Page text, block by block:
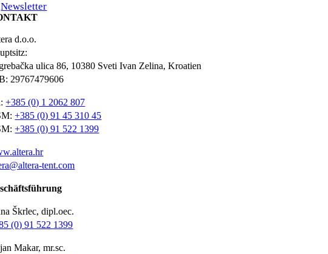
Newsletter
d.o.o.
ulica 86, 10380 Sveti Ivan Zelina, Kroatien
29767479606
+385 (0) 1 2062 807
+385 (0) 91 45 310 45
+385 (0) 91 522 1399
tent.com
Škrlec, dipl.oec.
(0) 91 522 1399
Makar, mr.sc.